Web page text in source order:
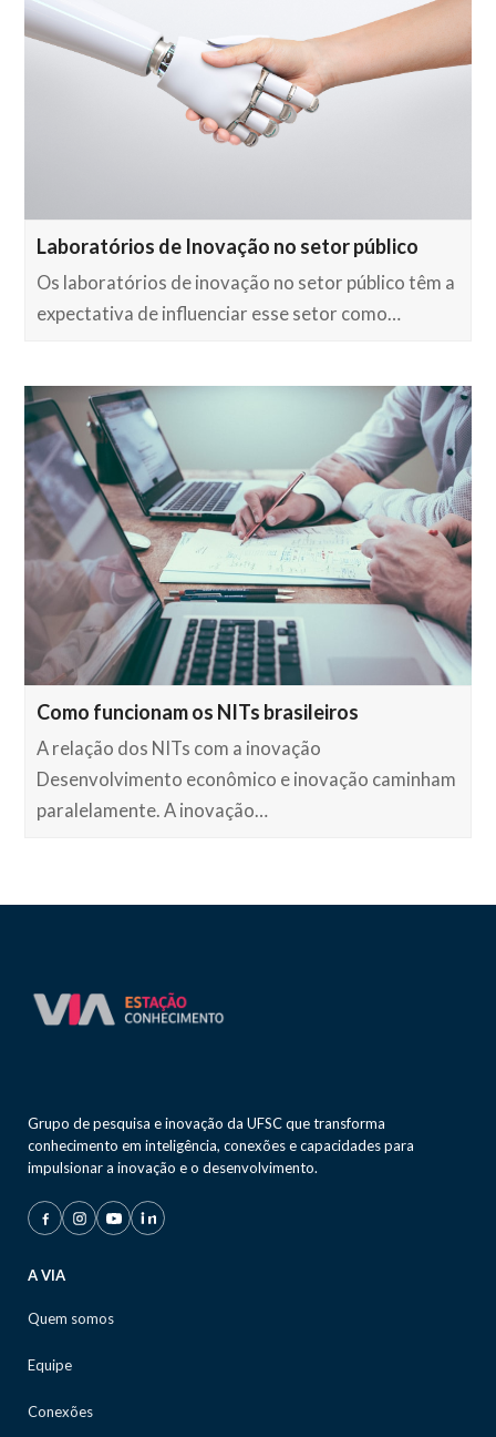
Laboratórios de Inovação no setor público
Os laboratórios de inovação no setor público têm a
expectativa de influenciar esse setor como…
Como funcionam os NITs brasileiros
A relação dos NITs com a inovação
Desenvolvimento econômico e inovação caminham
paralelamente. A inovação…
Grupo de pesquisa e inovação da UFSC que transforma
conhecimento em inteligência, conexões e capacidades para
impulsionar a inovação e o desenvolvimento.
A VIA
Quem somos
Equipe
Conexões